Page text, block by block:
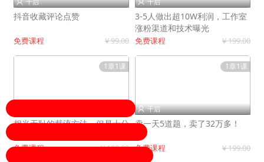

抖音收藏评论点赞
免费课程 ¥ 99.00

3-5人做出超10W利润，工作室
涨粉渠道和技术曝光
免费课程 ¥ 199.00
1章1课
相当无耻的截流方法，但是十分
免费课程 ¥ 199.00
1章1课
 千启
卖一天5道题，卖了32万多！
免费课程 ¥ 199.00